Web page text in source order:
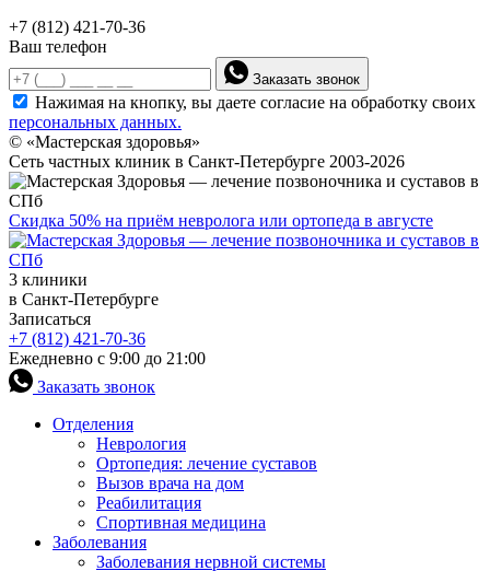
+7 (812) 421-70-36
Ваш телефон
Заказать звонок
Нажимая на кнопку, вы даете согласие на обработку своих
персональных данных.
© «Мастерская здоровья»
Сеть частных клиник в Санкт-Петербурге 2003-2026
Скидка 50% на приём невролога или ортопеда в августе
3 клиники
в Санкт-Петербурге
Записаться
+7 (812) 421-70-36
Ежедневно с 9:00 до 21:00
Заказать звонок
Отделения
Неврология
Ортопедия: лечение суставов
Вызов врача на дом
Реабилитация
Спортивная медицина
Заболевания
Заболевания нервной системы